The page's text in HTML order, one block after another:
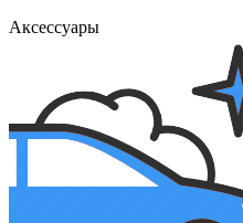
Аксессуары